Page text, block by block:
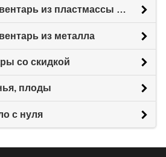
Пчеловодный инвентарь из пластмассы для пасеки
из металла
со скидкой
плоды
с нуля